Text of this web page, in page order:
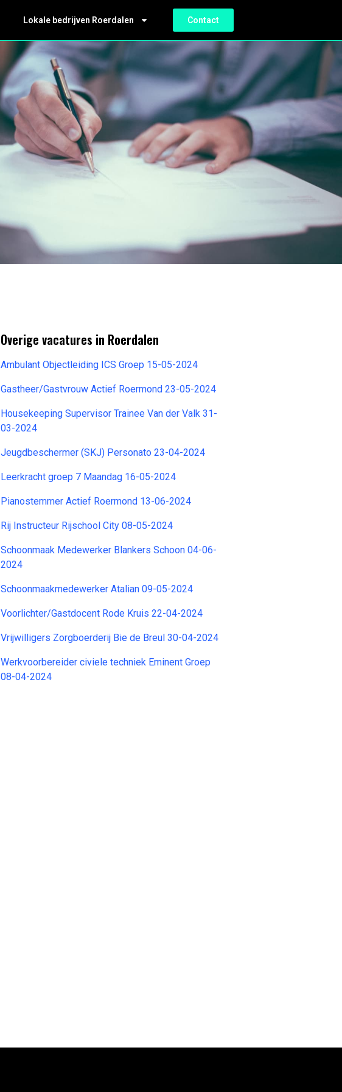
Lokale bedrijven Roerdalen Contact
Overige vacatures in Roerdalen
Ambulant Objectleiding ICS Groep 15-05-2024
Gastheer/Gastvrouw Actief Roermond 23-05-2024
Housekeeping Supervisor Trainee Van der Valk 31-
03-2024
Jeugdbeschermer (SKJ) Personato 23-04-2024
Leerkracht groep 7 Maandag 16-05-2024
Pianostemmer Actief Roermond 13-06-2024
Rij Instructeur Rijschool City 08-05-2024
Schoonmaak Medewerker Blankers Schoon 04-06-
2024
Schoonmaakmedewerker Atalian 09-05-2024
Voorlichter/Gastdocent Rode Kruis 22-04-2024
Vrijwilligers Zorgboerderij Bie de Breul 30-04-2024
Werkvoorbereider civiele techniek Eminent Groep
08-04-2024